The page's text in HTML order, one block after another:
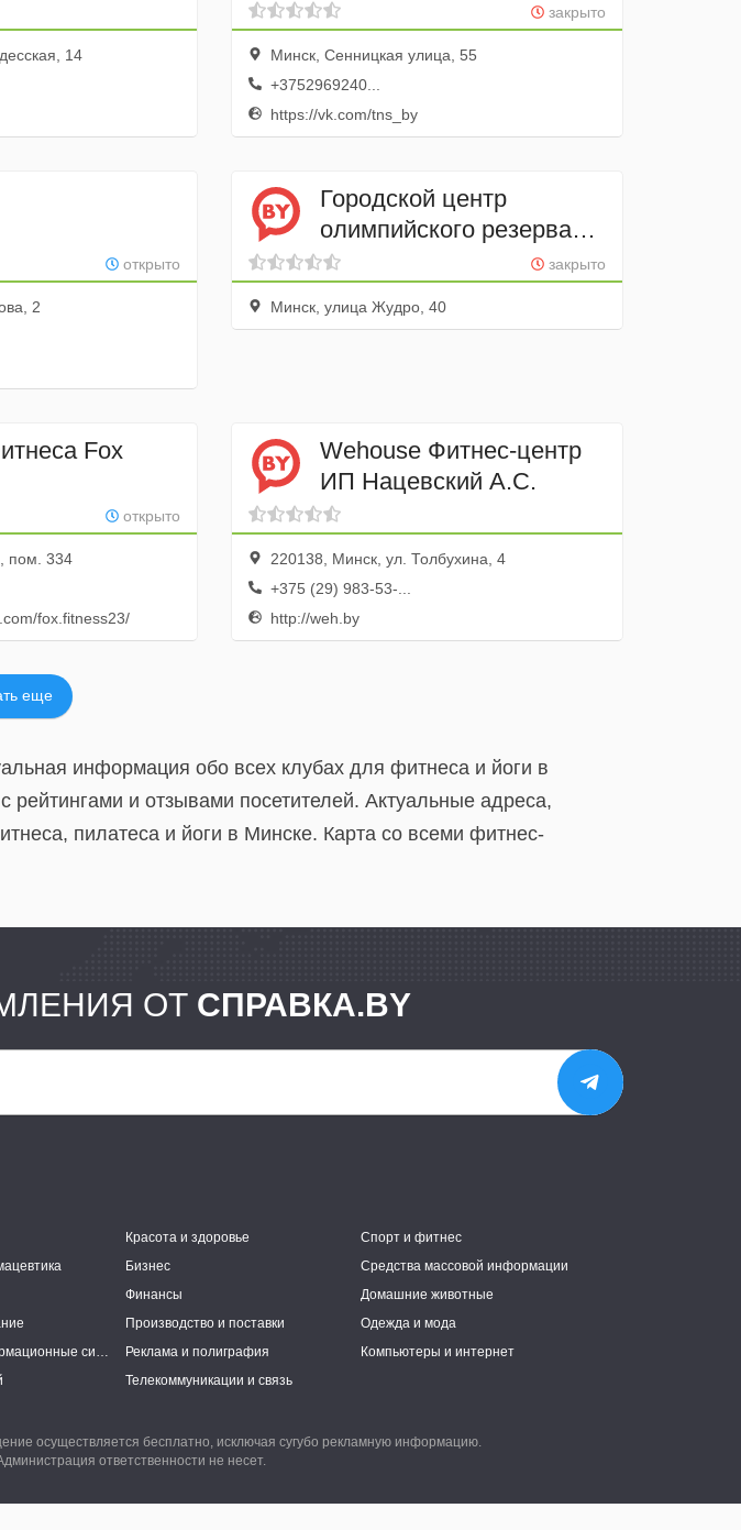
14
закрыто
Минск, Сенницкая улица, 55
+3752969240...
https://vk.com/tns_by
открыто
2
Городской центр
олимпийского резерва
по теннису
закрыто
Минск, улица Жудро, 40
Fox
открыто
пом. 334
fox.fitness23/
Wehouse Фитнес-центр
ИП Нацевский А.С.
220138, Минск, ул. Толбухина, 4
+375 (29) 983-53-...
http://weh.by
еще
информация обо всех клубах для фитнеса и йоги в
и отзывами посетителей. Актуальные адреса,
пилатеса и йоги в Минске. Карта со всеми фитнес-
ОТ СПРАВКА.BY
Красота и здоровье
Спорт и фитнес
Бизнес
Средства массовой информации
Финансы
Домашние животные
Производство и поставки
Одежда и мода
Справочно-информационные системы Реклама и полиграфия
Компьютеры и интернет
Телекоммуникации и связь
осуществляется бесплатно, исключая сугубо рекламную информацию.
ответственности не несет.